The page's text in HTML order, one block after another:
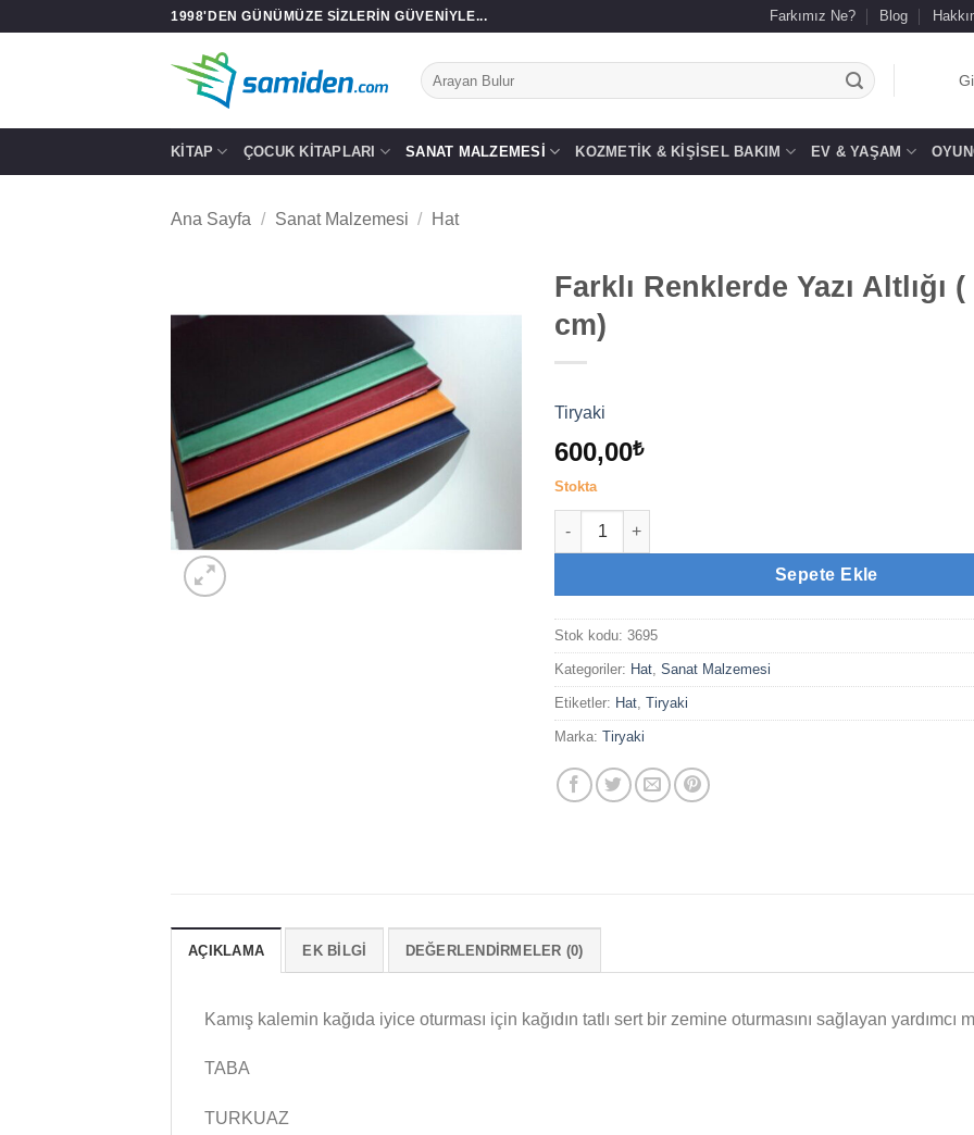
1998'DEN GÜNÜMÜZE SIZLERIN GÜVENIYLE... Farkımız Ne? Blog
Ara:
KITAP ÇOCUK KITAPLARI SANAT MALZEMESI KOZMETIK & KIŞISEL BAKIM EV & YAŞAM
Ana Sayfa / Sanat Malzemesi / Hat
Farklı Renklerde Yazı Altlığı
cm)
Tiryaki
600,00₺
Stokta
Farklı Renklerde Yazı Altlığı ( 50x40 cm) adet
Sepete Ekle
Stok kodu:3695
Kategoriler: Hat ,Sanat Malzemesi
Etiketler: Hat ,Tiryaki
Marka:Tiryaki
AÇIKLAMA EK BILGI DEĞERLENDIRMELER (0)
Kamış kalemin kağıda iyice oturması için kağıdın tatlı sert bir zemine oturmasını sağlayan yardımcı
TABA
TURKUAZ